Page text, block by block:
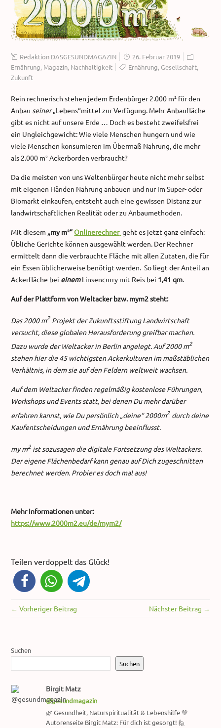
Redaktion DASGESUNDMAGAZIN
26. Februar 2019
Ernährung, Magazin, Nachhaltigkeit Ernährung,Gesellschaft,
Zukunft
Rein rechnerisch stehen jedem Erdenbürger 2.000 m² für den
Anbau seiner„Lebens“mittel zur Verfügung. Mehr Anbaufläche
gibt es nicht auf unsere Erde … Doch es besteht zweifelsfrei
ein Ungleichgewicht: Wie viele Menschen hungern und wie
viele Menschen konsumieren im Übermaß Nahrung, die mehr
als 2.000 m² Ackerborden verbraucht?
Da die meisten von uns Weltenbürger heute nicht mehr selbst
mit eigenen Händen Nahrung anbauen und nur im Super- oder
Biomarkt einkaufen, entsteht auch eine gewissen Distanz zur
landwirtschaftlichen Realität oder zu Anbaumethoden.
Mit diesem „my m²“Onlinerechner geht es jetzt ganz einfach:
Übliche Gerichte können ausgewählt werden. Der Rechner
ermittelt dann die verbrauchte Fläche mit allen Zutaten, die für
ein Essen üblicherweise benötigt werden. So liegt der Anteil an
Ackerfläche bei einemLinsencurry mit Reis bei 1,41 qm.
Auf der Plattform von Weltacker bzw. mym2 steht:
Das 2000 m2 Projekt der Zukunftsstiftung Landwirtschaft
versucht, diese globalen Herausforderung greifbar machen.
Dazu wurde der Weltacker in Berlin angelegt. Auf 2000 m2
stehen hier die 45 wichtigsten Ackerkulturen im maßstäblichen
Verhältnis, in dem sie auf den Feldern weltweit wachsen.
Auf dem Weltacker finden regelmäßig kostenlose Führungen,
Workshops und Events statt, bei denen Du mehr darüber
erfahren kannst, wie Du persönlich „deine“ 2000m2 durch deine
Kaufentscheidungen und Ernährung beeinflusst.
my m2 ist sozusagen die digitale Fortsetzung des Weltackers.
Der eigene Flächenbedarf kann genau auf Dich zugeschnitten
berechnet werden. Probier es doch mal aus!
Mehr Informationen unter:
https://www.2000m2.eu/de/mym2/
Teilen verdoppelt das Glück!
← Vorheriger Beitrag Nächster Beitrag →
Suchen
Suchen
Birgit Matz
@gesundmagazin
🌿 Gesundheit, Naturspiritualität & Lebenshilfe 💚
Autorenseite Birgit Matz: Für dich ist gesorgt! 🙋